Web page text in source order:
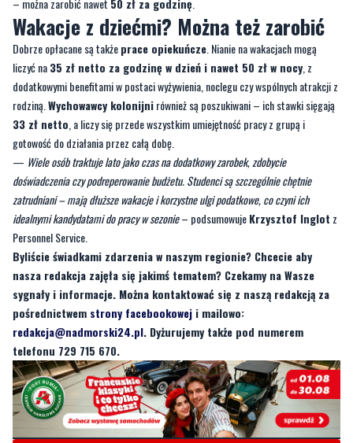
liczyć na35 zł netto za godzinę w dzień i nawet 50 zł w nocy
dodatkowymi benefitami w postaci wyżywienia, noclegu czy wspólnych atrakcji z
rodziną.Wychowawcy kolonijnirównież są poszukiwani – ich stawki sięgają
33 zł netto, a liczy się przede wszystkim umiejętność pracy z grupą i
gotowość do działania przez całą dobę.
—Wiele osób traktuje lato jako czas na dodatkowy zarobek, zdobycie
doświadczenia czy podreperowanie budżetu. Studenci są szczególnie chętnie
zatrudniani – mają dłuższe wakacje i korzystne ulgi podatkowe, co czyni ich
idealnymi kandydatami do pracy w sezonie– podsumowuje Krzysztof Inglot
Personnel Service.
Byliście świadkami zdarzenia w naszym regionie? Chcecie aby
nasza redakcja zajęła się jakimś tematem? Czekamy na Wasze
sygnały i informacje. Można kontaktować się z naszą redakcją za
pośrednictwemstrony facebookoweji mailowo:
redakcja@nadmorski24.pl. Dyżurujemy także pod numerem
telefonu 729 715 670.
Byliście świadkami zdarzenia w naszym regionie? Chcecie
aby nasza redakcja zajęła się jakimś tematem? Czekamy na
Wasze sygnały i informacje. Można kontaktować się z naszą